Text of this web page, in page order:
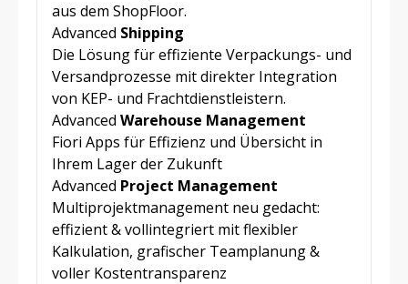
aus dem ShopFloor.
Advanced Shipping
Die Lösung für effiziente Verpackungs- und
Versandprozesse mit direkter Integration
von KEP- und Frachtdienstleistern.
Advanced Warehouse Management
Fiori Apps für Effizienz und Übersicht in
Ihrem Lager der Zukunft
Advanced Project Management
Multiprojektmanagement neu gedacht:
effizient & vollintegriert mit flexibler
Kalkulation, grafischer Teamplanung &
voller Kostentransparenz